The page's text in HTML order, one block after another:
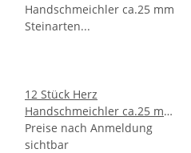
12 Stück Herz
Handschmeichler ca.25 mm
Steinarten einzeln benannt,
12 er Set
Preise nach Anmeldung
sichtbar